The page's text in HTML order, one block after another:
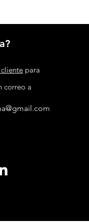
para
correo a